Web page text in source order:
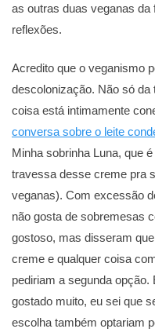
as outras duas veganas
reflexões.
Acredito que o veganismo
descolonização. Não só
coisa está intimamente
conversa sobre o leite
Minha sobrinha Luna, que
travessa desse creme pra
veganas). Com excessão
não gosta de sobremesas
gostoso, mas disseram
creme e qualquer coisa
pediriam a segunda
gostado muito, eu sei que
escolha também optariam